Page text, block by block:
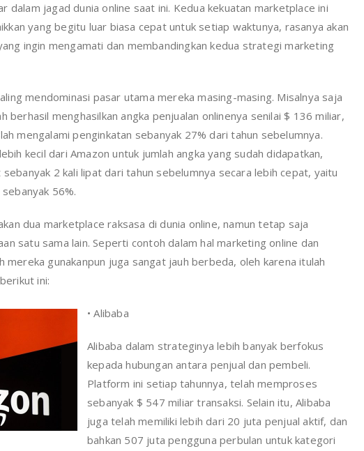
dalam jagad dunia online saat ini. Kedua kekuatan marketplace ini
yang begitu luar biasa cepat untuk setiap waktunya, rasanya akan
ingin mengamati dan membandingkan kedua strategi marketing
mendominasi pasar utama mereka masing-masing. Misalnya saja
berhasil menghasilkan angka penjualan onlinenya senilai $ 136 miliar,
mengalami penginkatan sebanyak 27% dari tahun sebelumnya.
kecil dari Amazon untuk jumlah angka yang sudah didapatkan,
2 kali lipat dari tahun sebelumnya secara lebih cepat, yaitu
56%.
dua marketplace raksasa di dunia online, namun tetap saja
satu sama lain. Seperti contoh dalam hal marketing online dan
mereka gunakanpun juga sangat jauh berbeda, oleh karena itulah
ini:
• Alibaba
Alibaba dalam strateginya lebih banyak berfokus
kepada hubungan antara penjual dan pembeli.
Platform ini setiap tahunnya, telah memproses
sebanyak $ 547 miliar transaksi. Selain itu, Alibaba
juga telah memiliki lebih dari 20 juta penjual aktif, dan
bahkan 507 juta pengguna perbulan untuk kategori